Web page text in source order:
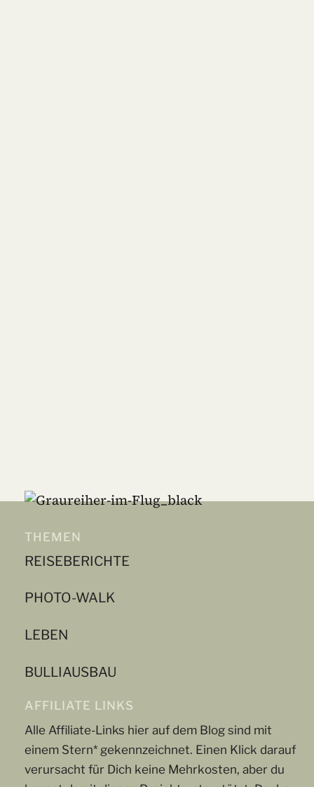
THEMEN
REISEBERICHTE
PHOTO-WALK
LEBEN
BULLIAUSBAU
AFFILIATE LINKS
Alle Affiliate-Links hier auf dem Blog sind mit
einem Stern* gekennzeichnet. Einen Klick darauf
verursacht für Dich keine Mehrkosten, aber du